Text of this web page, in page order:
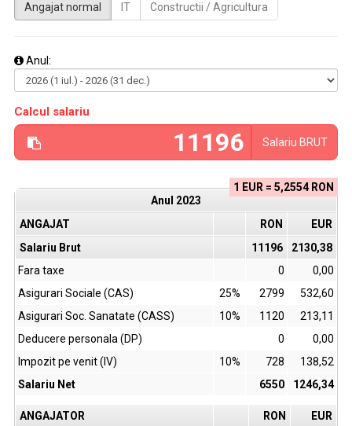
Angajat normal IT Constructii / Agricultura
Anul:
Calcul salariu
Salariu BRUT
1 EUR = 5,2554 RON
Anul 2023
ANGAJAT
RON
EUR
Salariu Brut
11196
2130,38
Fara taxe
0
0,00
Asigurari Sociale (CAS)
25% 2799
532,60
Asigurari Soc. Sanatate (CASS)
10% 1120
213,11
Deducere personala (DP)
0
0,00
Impozit pe venit (IV)
10% 728
138,52
Salariu Net
6550 1246,34
ANGAJATOR RON
EUR